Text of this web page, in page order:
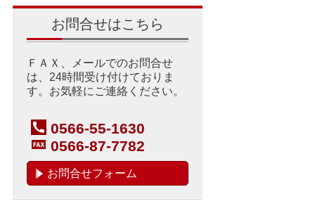
お問合せはこちら
ＦＡＸ、メールでのお問合せ
は、24時間受け付けておりま
す。お気軽にご連絡ください。
0566-55-1630
0566-87-7782
お問合せフォーム